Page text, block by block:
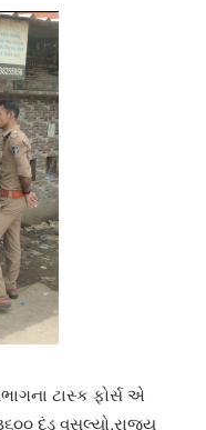
ટાસ્ક ફોર્સ એ
દંડ વસૂલ્યો,રાજ્ય